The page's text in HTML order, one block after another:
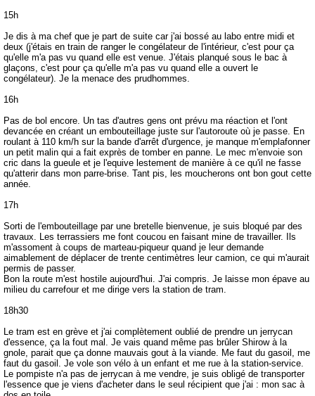
15h
Je dis à ma chef que je part de suite car j'ai bossé au labo entre midi et
deux (j'étais en train de ranger le congélateur de l'intérieur, c'est pour ça
qu'elle m'a pas vu quand elle est venue. J'étais planqué sous le bac à
glaçons, c'est pour ça qu'elle m'a pas vu quand elle a ouvert le
congélateur). Je la menace des prudhommes.
16h
Pas de bol encore. Un tas d'autres gens ont prévu ma réaction et l'ont
devancée en créant un embouteillage juste sur l'autoroute où je passe. En
roulant à 110 km/h sur la bande d'arrêt d'urgence, je manque m'emplafonner
un petit malin qui a fait exprès de tomber en panne. Le mec m'envoie son
cric dans la gueule et je l'equive lestement de manière à ce qu'il ne fasse
qu'atterir dans mon parre-brise. Tant pis, les moucherons ont bon gout cette
année.
17h
Sorti de l'embouteillage par une bretelle bienvenue, je suis bloqué par des
travaux. Les terrassiers me font coucou en faisant mine de travailler. Ils
m'assoment à coups de marteau-piqueur quand je leur demande
aimablement de déplacer de trente centimètres leur camion, ce qui m'aurait
permis de passer.
Bon la route m'est hostile aujourd'hui. J'ai compris. Je laisse mon épave au
milieu du carrefour et me dirige vers la station de tram.
18h30
Le tram est en grève et j'ai complètement oublié de prendre un jerrycan
d'essence, ça la fout mal. Je vais quand même pas brûler Shirow à la
gnole, parait que ça donne mauvais gout à la viande. Me faut du gasoil, me
faut du gasoil. Je vole son vélo à un enfant et me rue à la station-service.
Le pompiste n'a pas de jerrycan à me vendre, je suis obligé de transporter
l'essence que je viens d'acheter dans le seul récipient que j'ai : mon sac à